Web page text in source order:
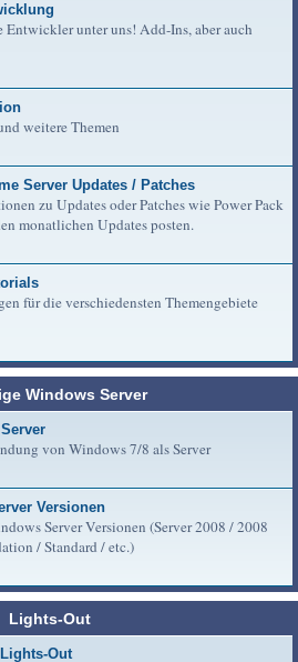
Entwickler unter uns! Add-Ins, aber auch
weitere Themen
Server Updates / Patches
zu Updates oder Patches wie Power Pack
monatlichen Updates posten.
für die verschiedensten Themengebiete
Windows Server
von Windows 7/8 als Server
Versionen
Server Versionen (Server 2008 / 2008
/ Standard / etc.)
Lights-Out
Out